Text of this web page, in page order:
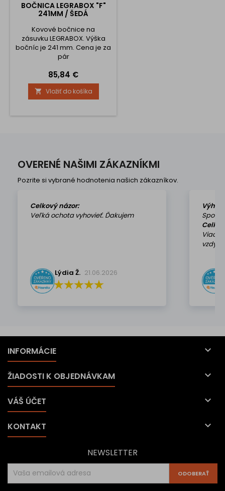
BOČNICA LEGRABOX "F"
241MM / ŠEDÁ
Kovové bočnice na
zásuvku LEGRABOX. Výška
bočníc je 241 mm. Cena je za
pár
Cena
85,84 €
 Vložiť do košíka
OVERENÉ NAŠIMI ZÁKAZNÍKMI
Pozrite si vybrané hodnotenia našich zákazníkov.
Celkový názor:
Veľká ochota vyhovieť. Ďakujem
Lýdia Ž. 21.06.2026
vzdy k
INFORMÁCIE 
ŽIADOSTI K OBJEDNÁVKAM 
VÁŠ ÚČET 
KONTAKT 
NEWSLETTER